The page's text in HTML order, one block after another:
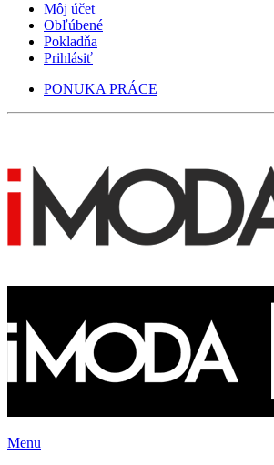
Môj účet
Obľúbené
Pokladňa
Prihlásiť
PONUKA PRÁCE
Menu